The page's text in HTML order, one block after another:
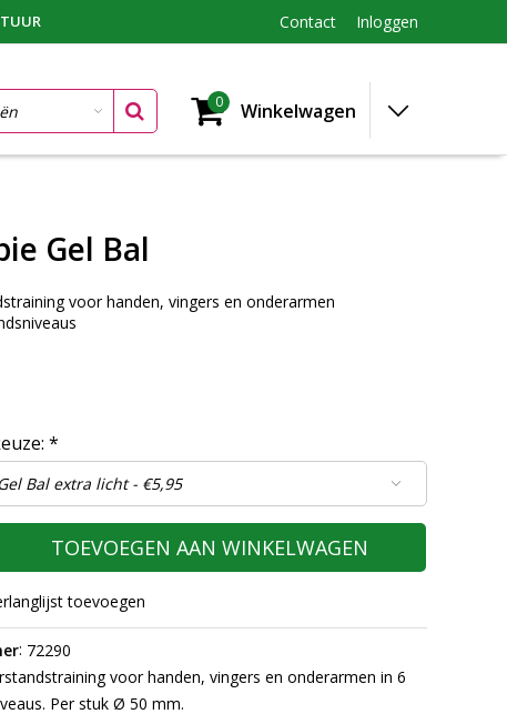
Contact Inloggen
0 Winkelwagen
Gel Bal
voor handen, vingers en onderarmen
*
TOEVOEGEN AAN WINKELWAGEN
toevoegen
: 72290
voor handen, vingers en onderarmen in 6
Per stuk Ø 50 mm.